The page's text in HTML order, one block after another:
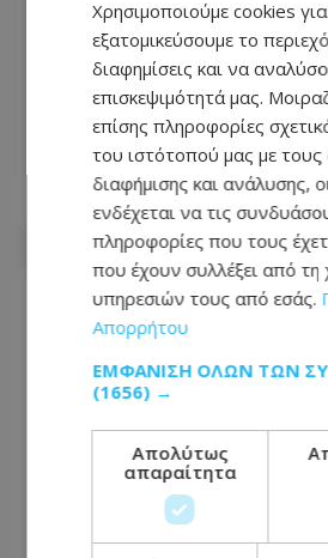
«Ασέβεια ακόμη και
ήρωες» – Σάλος με την
Φειδία στην εκδήλωση
Σολωμού - Φωτογραφίες
09.08.2026 - 09:30
Χρησιμοποιούμε cookies
εξατομικεύσουμε το
διαφημίσεις και να
επισκεψιμότητά μας.
επίσης πληροφορίες
του ιστότοπού μας με τους
διαφήμισης και ανάλυσης,
ενδέχεται να τις
πληροφορίες που τους
που έχουν συλλέξει από
υπηρεσιών τους από εσάς.
Απορρήτου
ΕΜΦΆΝΙΣΗ ΌΛΩΝ ΤΩΝ
(1656) →
Απολύτως
απαραίτητα